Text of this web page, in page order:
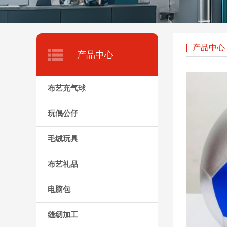
产品中心
布艺充气球
玩偶公仔
毛绒玩具
布艺礼品
电脑包
缝纫加工
产品中心